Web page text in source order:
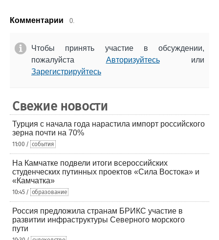
Комментарии 0.
Чтобы принять участие в обсуждении,
пожалуйста Авторизуйтесьили
Зарегистрируйтесь
Свежие новости
Турция с начала года нарастила импорт российского
зерна почти на 70%
11:00 / события
На Камчатке подвели итоги всероссийских
студенческих путинных проектов «Сила Востока» и
«Камчатка»
10:45 / образование
Россия предложила странам БРИКС участие в
развитии инфраструктуры Северного морского
пути